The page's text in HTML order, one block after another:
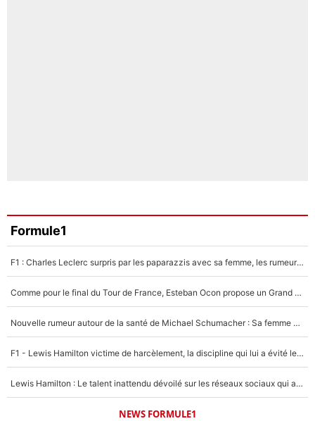
Formule1
F1 : Charles Leclerc surpris par les paparazzis avec sa femme, les rumeurs étaient vraies !
Comme pour le final du Tour de France, Esteban Ocon propose un Grand Prix de Formule 1 à Paris : «Autour de l’Arc de Triomphe, ce serait génial» !
Nouvelle rumeur autour de la santé de Michael Schumacher : Sa femme Corinna sort du silence
F1 - Lewis Hamilton victime de harcèlement, la discipline qui lui a évité le pire : «J'aurais probablement mal tourné»
Lewis Hamilton : Le talent inattendu dévoilé sur les réseaux sociaux qui a impressionné Kim Kardashian pendant leurs vacances en amoureux !
NEWS FORMULE1